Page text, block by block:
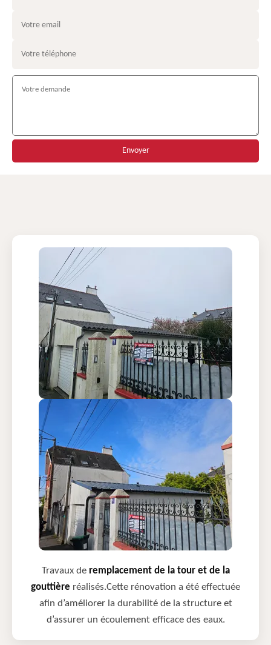
Travaux de remplacement de la tour et de la
gouttière réalisés.Cette rénovation a été effectuée
afin d’améliorer la durabilité de la structure et
d’assurer un écoulement efficace des eaux.